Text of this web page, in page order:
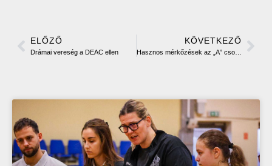
ELŐZŐ
Drámai vereség a DEAC ellen
KÖVETKEZŐ
Hasznos mérkőzések az „A” csoportban